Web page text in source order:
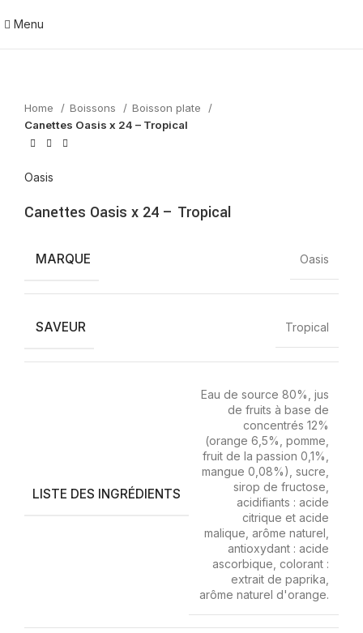
Menu
Home Boissons
Boisson plate
Canettes Oasis x 24 – Tropical
Oasis
Canettes Oasis x 24 – Tropical
MARQUE Oasis
SAVEUR Tropical
LISTE DES INGRÉDIENTS
Eau de source 80%, jus
de fruits à base de
concentrés 12%
(orange 6,5%, pomme,
fruit de la passion 0,1%,
mangue 0,08%), sucre,
sirop de fructose,
acidifiants : acide
citrique et acide
malique, arôme naturel,
antioxydant : acide
ascorbique, colorant :
extrait de paprika,
arôme naturel d'orange.